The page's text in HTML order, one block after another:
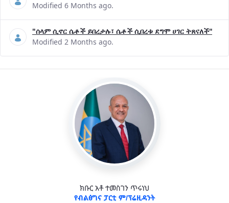
Modified 6 Months ago.
"ሰላም ሲኖር ሴቶች ይበረታሉ፣ ሴቶች ሲበረቱ ደግሞ ሀገር ትጸናለች"-
Modified 2 Months ago.
ክቡር አቶ ተመስገን ጥሩነህ
የብልፅግና ፓርቲ ም/ፕሬዚዳንት